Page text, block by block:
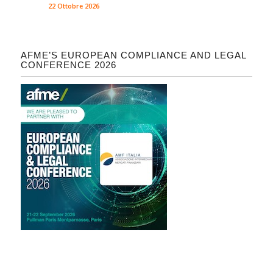
22 Ottobre 2026
AFME’S EUROPEAN COMPLIANCE AND LEGAL
CONFERENCE 2026